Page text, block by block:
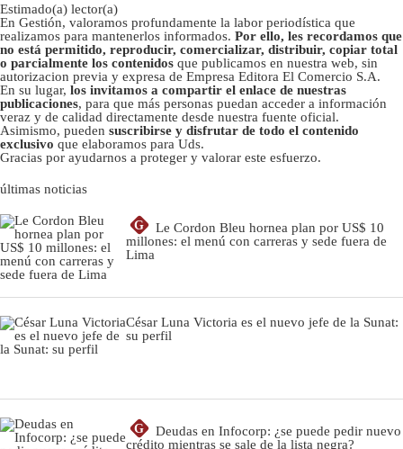
Estimado(a) lector(a)
En Gestión, valoramos profundamente la labor periodística que
realizamos para mantenerlos informados. Por ello, les recordamos que
no está permitido, reproducir, comercializar, distribuir, copiar total
o parcialmente los contenidos que publicamos en nuestra web, sin
autorizacion previa y expresa de Empresa Editora El Comercio S.A.
En su lugar, los invitamos a compartir el enlace de nuestras
publicaciones, para que más personas puedan acceder a información
veraz y de calidad directamente desde nuestra fuente oficial.
Asimismo, pueden suscribirse y disfrutar de todo el contenido
exclusivo que elaboramos para Uds.
Gracias por ayudarnos a proteger y valorar este esfuerzo.
últimas noticias
G
Le Cordon Bleu hornea plan por US$ 10
millones: el menú con carreras y sede fuera de
Lima
César Luna Victoria es el nuevo jefe de la Sunat:
su perfil
G
Deudas en Infocorp: ¿se puede pedir nuevo
crédito mientras se sale de la lista negra?